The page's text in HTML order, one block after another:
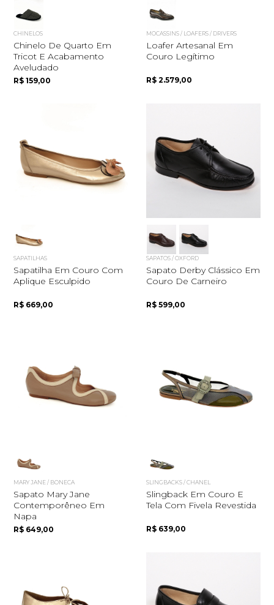
CHINELOS
Chinelo De Quarto Em
Tricot E Acabamento
Aveludado
R$ 159,00
MOCASSINS / LOAFERS / DRIVERS
Loafer Artesanal Em
Couro Legítimo
R$ 2.579,00
SAPATILHAS
Sapatilha Em Couro Com
Aplique Esculpido
R$ 669,00
SAPATOS / OXFORD
Sapato Derby Clássico Em
Couro De Carneiro
R$ 599,00
MARY JANE / BONECA
Sapato Mary Jane
Contemporêneo Em
Napa
R$ 649,00
SLINGBACKS / CHANEL
Slingback Em Couro E
Tela Com Fivela Revestida
R$ 639,00